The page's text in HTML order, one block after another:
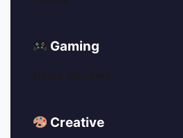
Gaming
Creative